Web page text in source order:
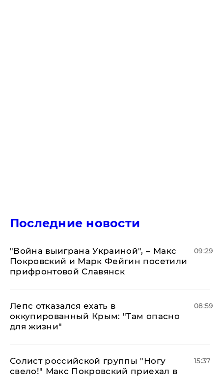
Последние новости
"Война выиграна Украиной", – Макс
Покровский и Марк Фейгин посетили
прифронтовой Славянск
09:29
Лепс отказался ехать в
оккупированный Крым: "Там опасно
для жизни"
08:59
Солист российской группы "Ногу
свело!" Макс Покровский приехал в
15:37